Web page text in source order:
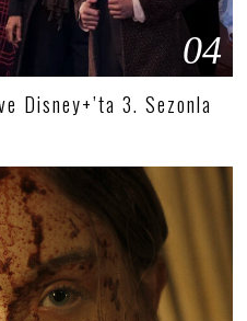
04
Disney+’ta 3. Sezonla